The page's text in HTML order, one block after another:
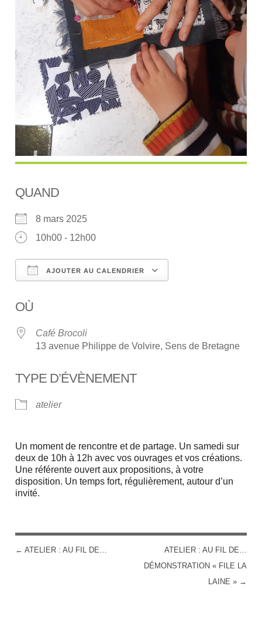
QUAND
8 mars 2025
10h00 - 12h00
AJOUTER AU CALENDRIER
OÙ
Café Brocoli
13 avenue Philippe de Volvire, Sens de Bretagne
TYPE D’ÉVÈNEMENT
atelier
Un moment de rencontre et de partage. Un samedi sur
deux de 10h à 12h avec vos ouvrages et vos créations.
Une référente ouvert aux propositions, à votre
disposition. Un temps fort, régulièrement, autour d’un
invité.
POST NAVIGATION
← ATELIER : AU FIL DE…
ATELIER : AU FIL DE…
DÉMONSTRATION « FILE LA
LAINE » →